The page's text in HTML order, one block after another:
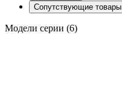
Сопутствующие товары
Модели серии (6)